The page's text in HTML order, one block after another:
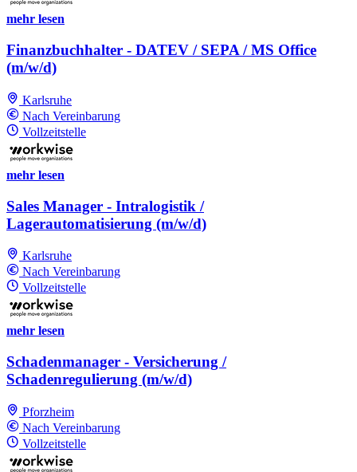
mehr lesen
Finanzbuchhalter - DATEV / SEPA / MS Office
(m/w/d)
Karlsruhe
Nach Vereinbarung
Vollzeitstelle
mehr lesen
Sales Manager - Intralogistik /
Lagerautomatisierung (m/w/d)
Karlsruhe
Nach Vereinbarung
Vollzeitstelle
mehr lesen
Schadenmanager - Versicherung /
Schadenregulierung (m/w/d)
Pforzheim
Nach Vereinbarung
Vollzeitstelle